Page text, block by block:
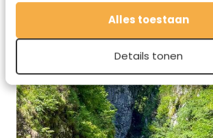
Alles toestaan
Details tonen